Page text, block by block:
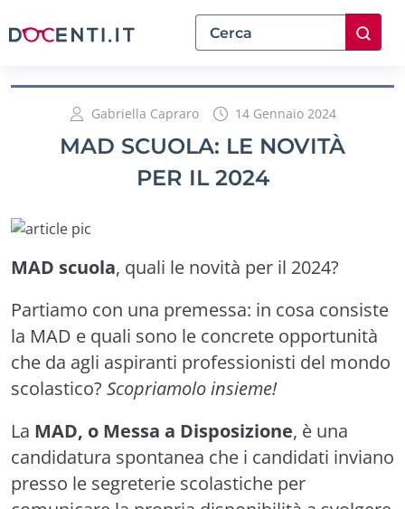
Gabriella Capraro 14 Gennaio 2024
MAD SCUOLA: LE NOVITÀ
PER IL 2024
MAD scuola, quali le novità per il 2024?
Partiamo con una premessa: in cosa consiste
la MAD e quali sono le concrete opportunità
che da agli aspiranti professionisti del mondo
scolastico? Scopriamolo insieme!
La MAD, o Messa a Disposizione, è una
candidatura spontanea che i candidati inviano
presso le segreterie scolastiche per